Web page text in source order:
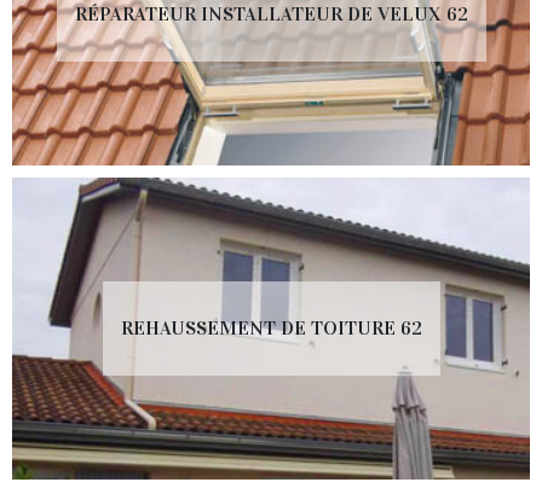
RÉPARATEUR INSTALLATEUR DE VELUX 62
REHAUSSEMENT DE TOITURE 62